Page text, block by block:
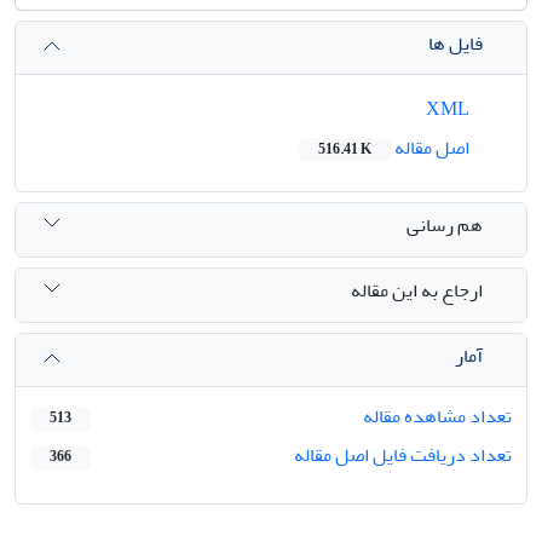
فایل ها
اصل مقاله
516.41 K
هم رسانی
ارجاع به این مقاله
آمار
تعداد مشاهده مقاله
513
تعداد دریافت فایل اصل مقاله 366